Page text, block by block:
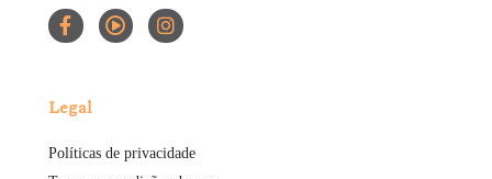
Legal
Políticas de privacidade